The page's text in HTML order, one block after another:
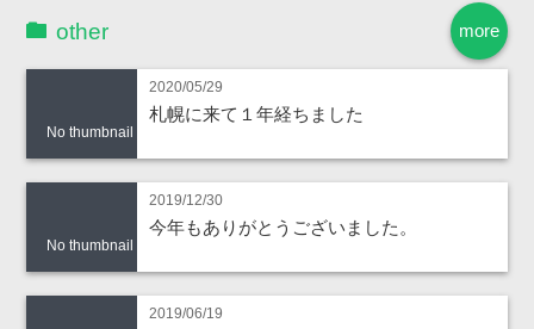
more
other
No thumbnail
2020/05/29
札幌に来て１年経ちました
No thumbnail
2019/12/30
今年もありがとうございました。
2019/06/19